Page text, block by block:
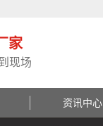
家
现场
资讯中心